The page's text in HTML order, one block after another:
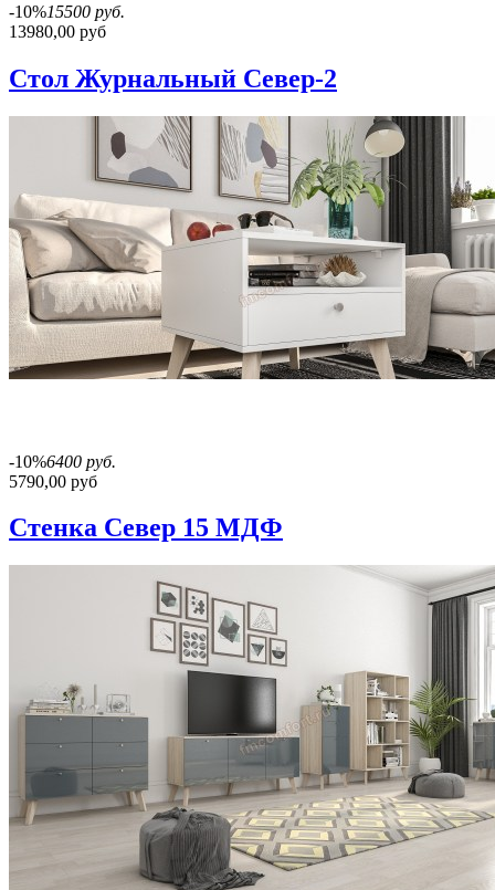
-10%15500 руб.
13980,00 руб
Стол Журнальный Север-2
-10%6400 руб.
5790,00 руб
Стенка Север 15 МДФ